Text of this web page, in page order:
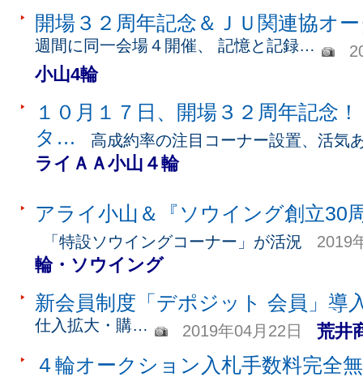
開場３２周年記念＆ＪＵ関連協オ
週間に同一会場４開催、 記憶と記録…
小山4輪
１０月１７日、開場３２周年記念
タ… 高成約率の注目コーナー設置、活気
ライＡＡ小山４輪
アライ小山＆『ソウイング創立30
「特設ソウイングコーナー」が活況 2019
輪・ソウイング
新会員制度「デポジット 会員」導
仕入拡大・購… 2019年04月22日 荒井
４輪オークション入札手数料完全